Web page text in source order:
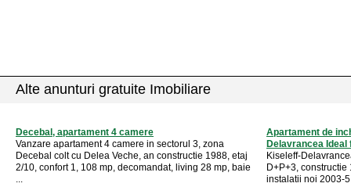
Alte anunturi gratuite Imobiliare
Decebal, apartament 4 camere
Vanzare apartament 4 camere in sectorul 3, zona
Decebal colt cu Delea Veche, an constructie 1988, etaj
2/10, confort 1, 108 mp, decomandat, living 28 mp, baie
...
Apartament de
Delavrancea Ideal
Kiseleff-
D+P+3,
instalatii noi 2003-